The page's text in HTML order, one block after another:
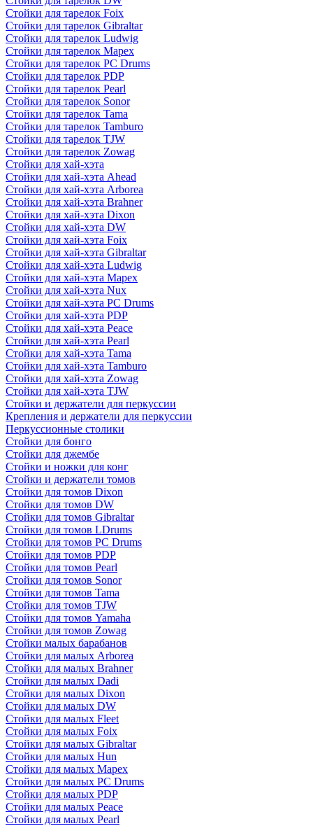
Стойки для тарелок Foix
Стойки для тарелок Gibraltar
Стойки для тарелок Ludwig
Стойки для тарелок Mapex
Стойки для тарелок PC Drums
Стойки для тарелок PDP
Стойки для тарелок Pearl
Стойки для тарелок Sonor
Стойки для тарелок Tama
Стойки для тарелок Tamburo
Стойки для тарелок TJW
Стойки для тарелок Zowag
Стойки для хай-хэта
Стойки для хай-хэта Ahead
Стойки для хай-хэта Arborea
Стойки для хай-хэта Brahner
Стойки для хай-хэта Dixon
Стойки для хай-хэта DW
Стойки для хай-хэта Foix
Стойки для хай-хэта Gibraltar
Стойки для хай-хэта Ludwig
Стойки для хай-хэта Mapex
Стойки для хай-хэта Nux
Стойки для хай-хэта PC Drums
Стойки для хай-хэта PDP
Стойки для хай-хэта Peace
Стойки для хай-хэта Pearl
Стойки для хай-хэта Tama
Стойки для хай-хэта Tamburo
Стойки для хай-хэта Zowag
Стойки для хай-хэта TJW
Стойки и держатели для перкуссии
Крепления и держатели для перкуссии
Перкуссионные столики
Стойки для бонго
Стойки для джембе
Стойки и ножки для конг
Стойки и держатели томов
Стойки для томов Dixon
Стойки для томов DW
Стойки для томов Gibraltar
Стойки для томов LDrums
Стойки для томов PC Drums
Стойки для томов PDP
Стойки для томов Pearl
Стойки для томов Sonor
Стойки для томов Tama
Стойки для томов TJW
Стойки для томов Yamaha
Стойки для томов Zowag
Стойки малых барабанов
Стойки для малых Arborea
Стойки для малых Brahner
Стойки для малых Dadi
Стойки для малых Dixon
Стойки для малых DW
Стойки для малых Fleet
Стойки для малых Foix
Стойки для малых Gibraltar
Стойки для малых Hun
Стойки для малых Mapex
Стойки для малых PC Drums
Стойки для малых PDP
Стойки для малых Peace
Стойки для малых Pearl